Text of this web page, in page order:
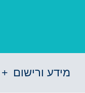
מידע ורישום